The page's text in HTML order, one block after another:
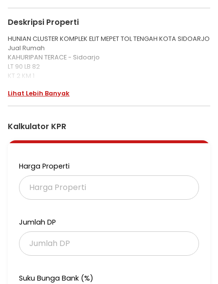
Deskripsi Properti
HUNIAN CLUSTER KOMPLEK ELIT MEPET TOL TENGAH KOTA SIDOARJO
Jual Rumah
KAHURIPAN TERACE - Sidoarjo
LT 90 LB 82
KT 2 KM 1
Listrik 1300
Hadap Barat
Dijual hunian komplek elit tengah kota sidoarjo mepet toll bebas
arah,rumah siap huni
https://www.brighton.co.id/cari-properti/view/kahuripan-
terace-bhzk?related=12053
bawahnya.
Hubungi:
DEWI RATIH (DRS) - 08113020058
https://www.brighton.co.id/dewiratihpuspasari
Lihat Lebih Banyak
Kalkulator KPR
Harga Properti
Jumlah DP
Suku Bunga Bank (%)